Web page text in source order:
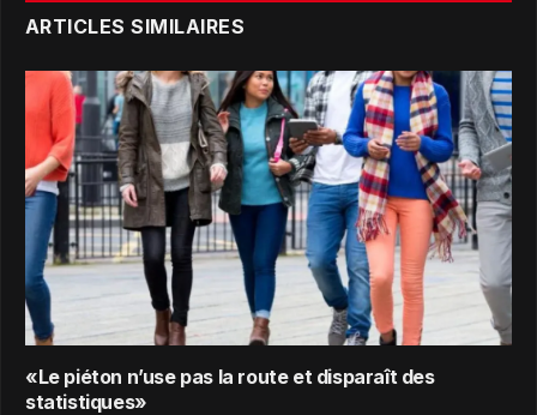
ARTICLES SIMILAIRES
«Le piéton n’use pas la route et disparaît des
statistiques»